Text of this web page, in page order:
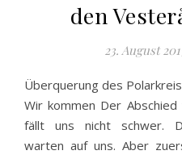
den
23. August
Überquerung des
Wir kommen Der
fällt uns nicht schwer.
warten auf uns. Aber